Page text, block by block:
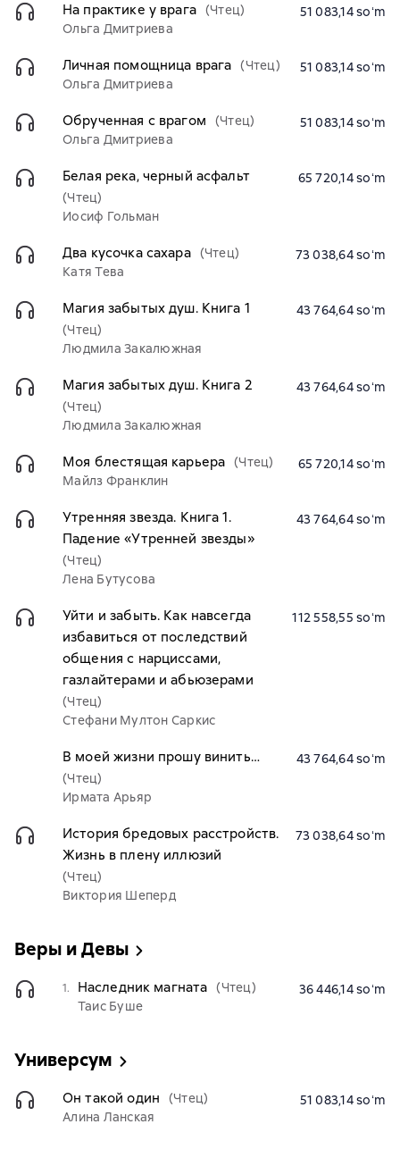
На практике у врага (Чтец)
Ольга Дмитриева
51 083,14 soʻm
Личная помощница врага (Чтец)
Ольга Дмитриева
51 083,14 soʻm
Обрученная с врагом
(Чтец)
Ольга Дмитриева
51 083,14 soʻm
Белая река, черный асфальт
(Чтец)
Иосиф Гольман
65 720,14 soʻm
Два кусочка сахара (Чтец)
Катя Тева
73 038,64 soʻm
Магия забытых душ. Книга 1
(Чтец)
Людмила Закалюжная
43 764,64 soʻm
Магия забытых душ. Книга 2
(Чтец)
Людмила Закалюжная
43 764,64 soʻm
Моя блестящая карьера (Чтец)
Майлз Франклин
65 720,14 soʻm
Утренняя звезда. Книга 1.
Падение «Утренней звезды»
(Чтец)
Лена Бутусова
43 764,64 soʻm
Уйти и забыть. Как навсегда
избавиться от последствий
общения с нарциссами,
газлайтерами и абьюзерами
(Чтец)
Стефани Мултон Саркис
112 558,55 soʻm
В моей жизни прошу винить…
(Чтец)
Ирмата Арьяр
43 764,64 soʻm
История бредовых расстройств.
Жизнь в плену иллюзий
(Чтец)
Виктория Шеперд
73 038,64 soʻm
Веры и Девы
1. Наследник магната (Чтец)
Таис Буше
36 446,14 soʻm
Универсум
Он такой один
(Чтец)
Алина Ланская
51 083,14 soʻm